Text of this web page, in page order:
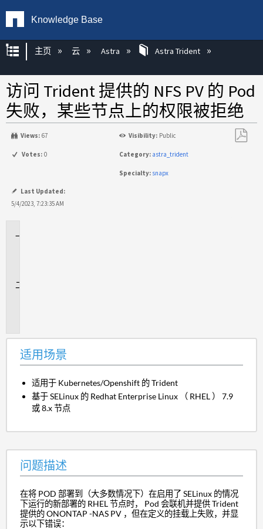
Knowledge Base
扩展/隐缩全局层次
主页 云 Astra Astra Trident
访问 Trident 提供的 NFS PV 的 Pod
失败，某些节点上的权限被拒绝
Views: 67 Visibility: Public
Votes: 0 Category: astra_trident
Specialty: snapx
Last Updated:
5/4/2023, 7:23:35 AM
适用场景
适用于 Kubernetes/Openshift 的 Trident
基于 SELinux 的 Redhat Enterprise Linux （ RHEL ） 7.9
或 8.x 节点
问题描述
在将 POD 部署到（大多数情况下）在启用了 SELinux 的情况
下运行的新部署的 RHEL 节点时， Pod 会联机并提供 Trident
提供的 ONONTAP -NAS PV ，但在定义的挂载上失败，并显
示以下错误：